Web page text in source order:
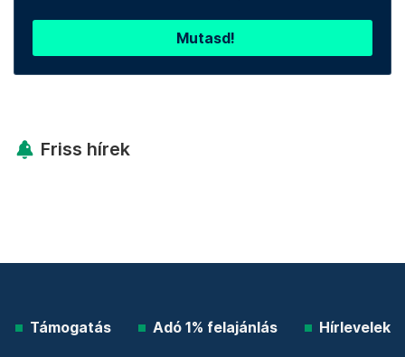
Mutasd!
Friss hírek
Támogatás Adó 1% felajánlás Hírlevelek